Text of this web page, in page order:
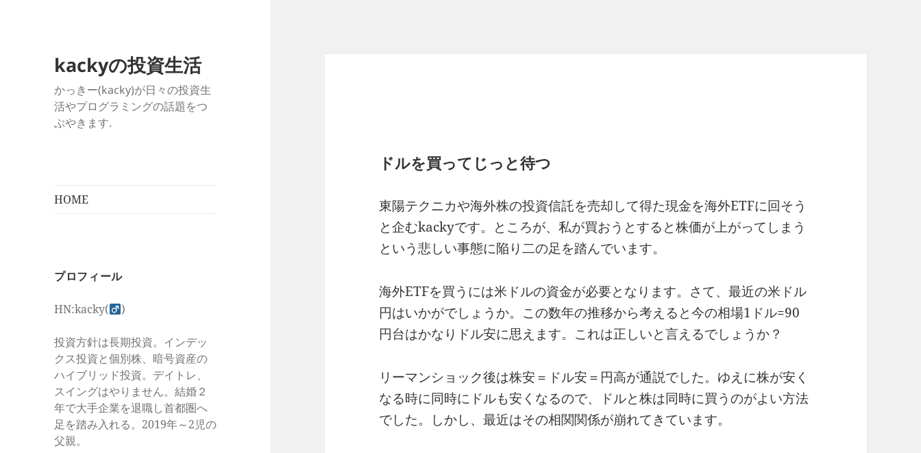
kackyの投資生活
かっきー(kacky)が日々の投資生
活やプログラミングの話題をつ
ぶやきます.
HOME
プロフィール
HN:kacky( )
投資方針は長期投資。インデッ
クス投資と個別株、暗号資産の
ハイブリッド投資。デイトレ、
スイングはやりません。結婚２
年で大手企業を退職し首都圏へ
足を踏み入れる。2019年～2児の
父親。
ドルを買ってじっと待つ
東陽テクニカや海外株の投資信託を売却して得た現金を海外ETFに回そう
と企むkackyです。ところが、私が買おうとすると株価が上がってしまう
という悲しい事態に陥り二の足を踏んでいます。
海外ETFを買うには米ドルの資金が必要となります。さて、最近の米ドル
円はいかがでしょうか。この数年の推移から考えると今の相場1ドル=90
円台はかなりドル安に思えます。これは正しいと言えるでしょうか？
リーマンショック後は株安＝ドル安＝円高が通説でした。ゆえに株が安く
なる時に同時にドルも安くなるので、ドルと株は同時に買うのがよい方法
でした。しかし、最近はその相関関係が崩れてきています。